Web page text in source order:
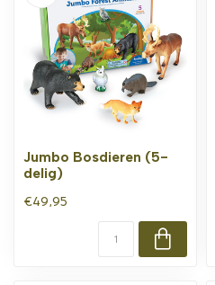
Jumbo Bosdieren (5-
delig)
€49,95